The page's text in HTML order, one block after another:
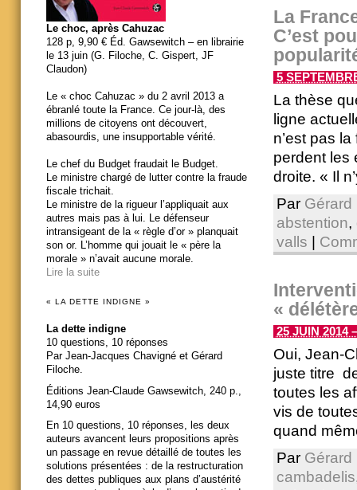
La
C’est
5
La thèse
ligne
n’est pas
perdent les
droite. « Il
Par Gérard
abstention,
valls |
«
25 JUIN 2014
Oui, Jean-
juste titre
toutes les
vis de
quand
Par Gérard
cambadelis
Le choc, après Cahuzac
128 p, 9,90 € Éd. Gawsewitch – en librairie
le 13 juin (G. Filoche, C. Gispert, JF
Claudon)
Le « choc Cahuzac » du 2 avril 2013 a
ébranlé toute la France. Ce jour-là, des
millions de citoyens ont découvert,
abasourdis, une insupportable vérité.
Le chef du Budget fraudait le Budget.
Le ministre chargé de lutter contre la fraude
fiscale trichait.
Le ministre de la rigueur l’appliquait aux
autres mais pas à lui. Le défenseur
intransigeant de la « règle d’or » planquait
son or. L’homme qui jouait le « père la
morale » n’avait aucune morale.
Lire la suite
« LA DETTE INDIGNE »
La dette indigne
10 questions, 10 réponses
Par Jean-Jacques Chavigné et Gérard
Filoche.
Éditions Jean-Claude Gawsewitch, 240 p.,
14,90 euros
En 10 questions, 10 réponses, les deux
auteurs avancent leurs propositions après
un passage en revue détaillé de toutes les
solutions présentées : de la restructuration
des dettes publiques aux plans d’austérité